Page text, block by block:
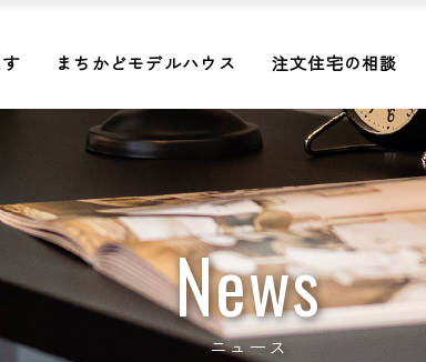
まちかどモデルハウス 注文住宅の相談
News
ニュース